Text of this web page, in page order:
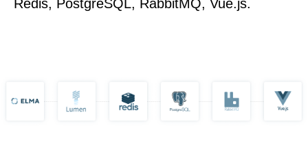
Redis, PostgreSQL, RabbitMQ, Vue.js.